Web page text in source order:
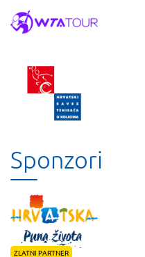
Sponzori
ZLATNI PARTNER